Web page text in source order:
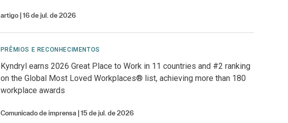
artigo 16 de jul. de 2026
PRÊMIOS E RECONHECIMENTOS
Kyndryl earns 2026 Great Place to Work in 11 countries and #2 ranking
on the Global Most Loved Workplaces® list, achieving more than 180
workplace awards
Comunicado de imprensa 15 de jul. de 2026